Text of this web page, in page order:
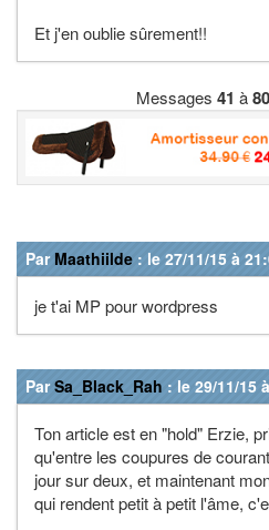
Et j'en oublie sûrement!!
Messages 41 à80
Par Maathiilde : le 27/11/15 à
je t'ai MP pour wordpress
ParSa_Black_Rah : le 29/11/15
Ton article est en "hold" Erzie,
qu'entre les coupures de
jour sur deux, et maintenant
qui rendent petit à petit l'âme,